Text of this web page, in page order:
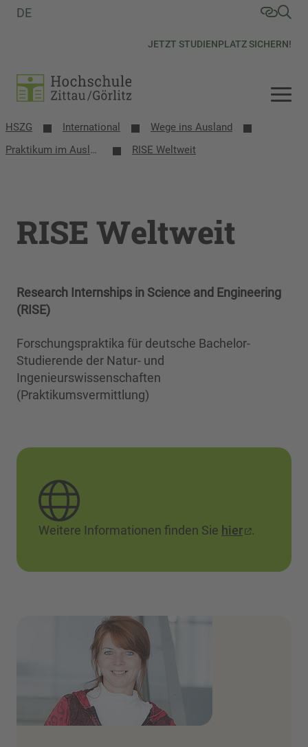
JETZT STUDIENPLATZ SICHERN!
DE
HSZG International
Wege ins Ausland
Praktikum im Ausland
RISE Weltweit
RISE Weltweit
Research Internships in Science and Engineering
(RISE)
Forschungspraktika für deutsche Bachelor-
Studierende der Natur- und
Ingenieurswissenschaften
(Praktikumsvermittlung)
Weitere Informationen finden Sie hier .